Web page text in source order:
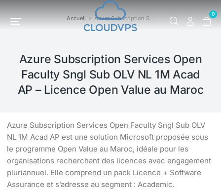
0
Vous êtes ici : Accueil Azure Subscription S…
Azure Subscription Services Open
Faculty Sngl Sub OLV NL 1M Acad
AP – Licence Open Value au Maroc
Azure Subscription Services Open Faculty Sngl Sub OLV
NL 1M Acad AP est une solution Microsoft proposée sous
le programme Open Value au Maroc, idéale pour les
organisations recherchant des licences avec engagement
pluriannuel. Elle comprend un pack Licence + Software
Assurance et s’adresse au segment : Academic.